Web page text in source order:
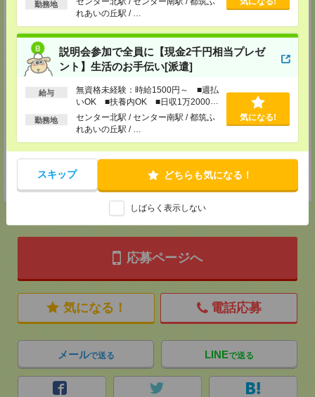
勤務地
れあいの丘駅 / …
説明会参加で全員に【現金2千円相当プレゼ
ント】生活のお手伝い[派遣]
給与
無資格未経験：時給1500円～ ■週払
いOK ■扶養内OK ■日収1万2000円
以上
勤務地
センター北駅 / センター南駅 / 都筑ふ
れあいの丘駅 / …
気になる!
スキップ どちらも気になる！
しばらく表示しない
メディカルケア事業部 町田オフィス
東京都町田市森野1-7-23 大樹生命町田ビル6F
TEL：0120-453-285
MAIL：tenshoku@nikken-ts.jp
担当：採用担当
メディカルケア事業部 横浜オフィス
神奈川県横浜市保土ケ谷区神戸町134 横浜ビジネスパークサウスタワー
TEL：0120-901-799
tenshoku@nikken-ts.jp
担当：採用担当
登録交通費
★今ならご来社登録でQUOカード2000円分をプレゼント中★
応募ページへ
気になる！ 電話応募
メールで送る LINEで送る